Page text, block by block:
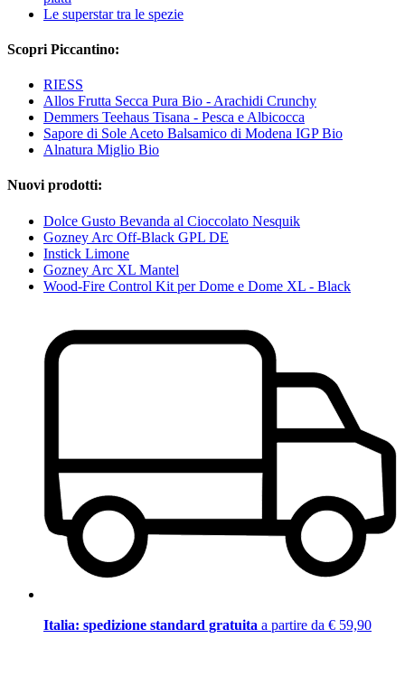
Le superstar tra le spezie
Scopri Piccantino:
RIESS
Allos Frutta Secca Pura Bio - Arachidi Crunchy
Demmers Teehaus Tisana - Pesca e Albicocca
Sapore di Sole Aceto Balsamico di Modena IGP Bio
Alnatura Miglio Bio
Nuovi prodotti:
Dolce Gusto Bevanda al Cioccolato Nesquik
Gozney Arc Off-Black GPL DE
Instick Limone
Gozney Arc XL Mantel
Wood-Fire Control Kit per Dome e Dome XL - Black
Italia: spedizione standard gratuita a partire da € 59,90